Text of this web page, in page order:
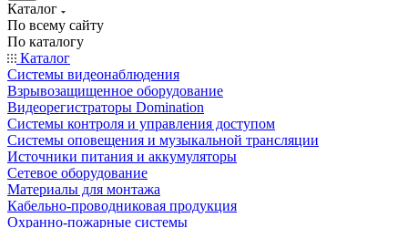
Каталог
По всему сайту
По каталогу
Каталог
Системы видеонаблюдения
Взрывозащищенное оборудование
Видеорегистраторы Domination
Системы контроля и управления доступом
Системы оповещения и музыкальной трансляции
Источники питания и аккумуляторы
Сетевое оборудование
Материалы для монтажа
Кабельно-проводниковая продукция
Охранно-пожарные системы